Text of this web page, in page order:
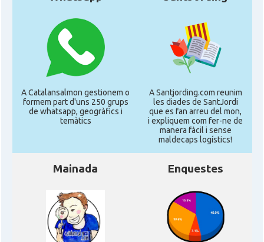
A Catalansalmon gestionem o
formem part d'uns 250 grups
de whatsapp, geogràfics i
temàtics
A Santjording.com reunim
les diades de SantJordi
que es fan arreu del mon,
i expliquem com fer-ne de
manera fàcil i sense
maldecaps logí­stics!
Mainada Enquestes